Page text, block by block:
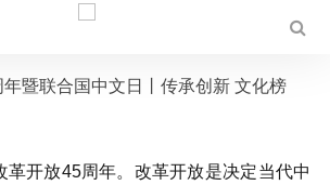
暨联合国中文日丨传承创新 文化榜
革开放45周年。改革开放是决定当代中